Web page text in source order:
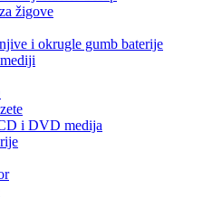
žigove
i okrugle gumb baterije
i DVD medija